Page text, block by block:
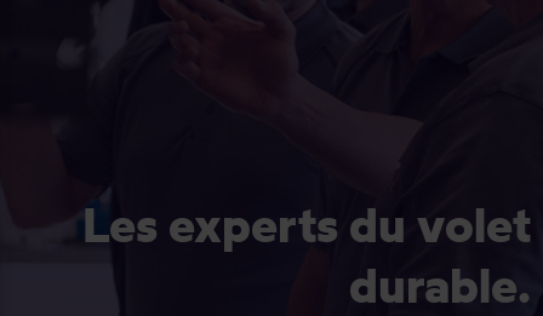
Les experts du volet
durable.